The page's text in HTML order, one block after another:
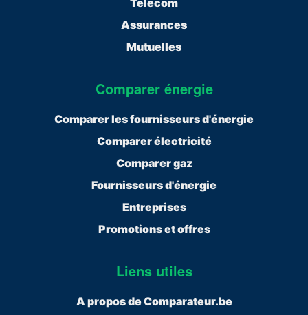
Assurances
Mutuelles
Comparer énergie
Comparer les fournisseurs d'énergie
Comparer électricité
Comparer gaz
Fournisseurs d'énergie
Entreprises
Promotions et offres
Liens utiles
A propos de Comparateur.be